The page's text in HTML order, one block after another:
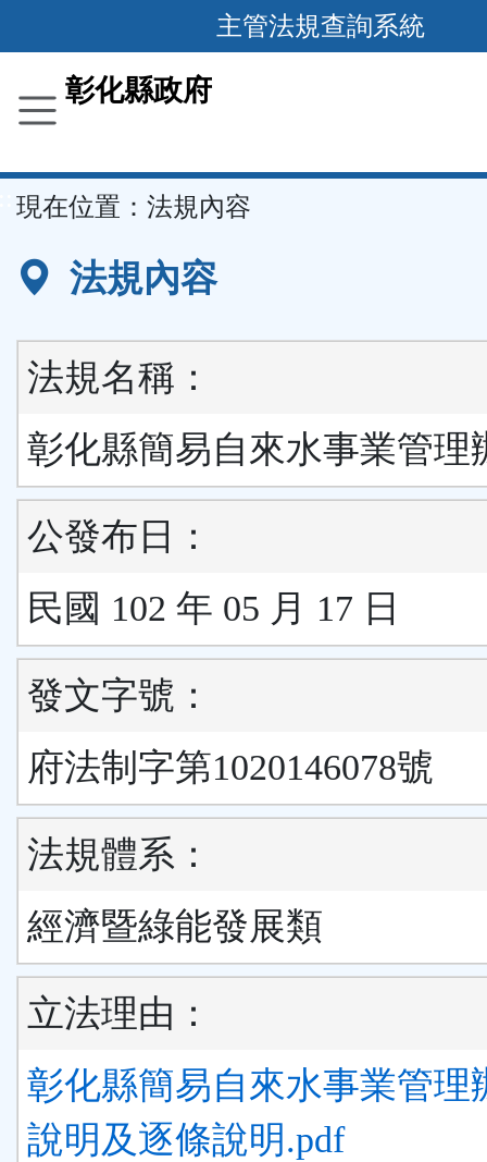
到
要
容
區
主管法規查詢系統
彰化縣政府
現在位置： 法規內容
法規內容
法規名稱：
彰化縣簡易自來水事業管理
公發布日：
民國 102 年 05 月 17 日
發文字號：
府法制字第1020146078號
法規體系：
經濟暨綠能發展類
立法理由：
彰化縣簡易自來水事業管理
說明及逐條說明.pdf